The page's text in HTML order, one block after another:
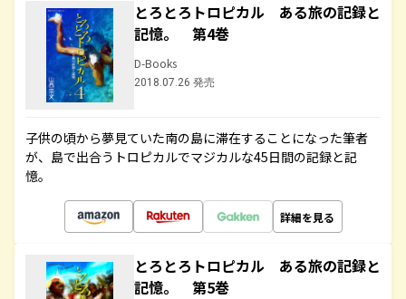
とろとろトロピカル ある旅の記録と
記憶。 第4巻
D-Books
2018.07.26 発売
子供の頃から夢見ていた南の島に滞在することになった筆者
が、島で出合うトロピカルでマジカルな45日間の記録と記
憶。
詳細を見る
とろとろトロピカル ある旅の記録と
記憶。 第5巻